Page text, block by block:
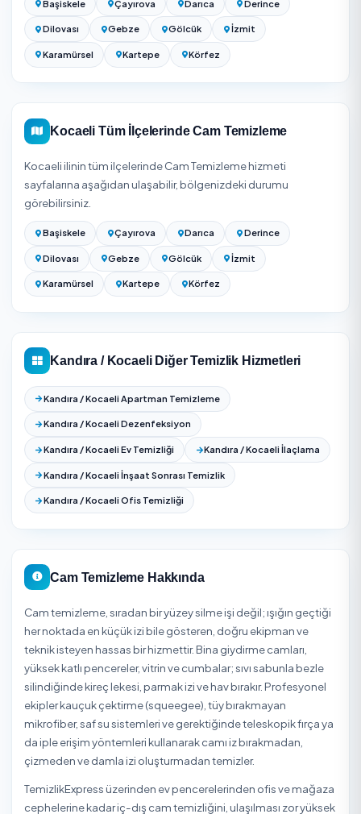
Cam Temizliği Fiyatları 2026: Metrekare ve Daire
Ücretler
Dilovası temizlik firmaları — 3 onaylı firma
Çayırova temizlik firmaları — 3 onaylı firma
Kocaeligenelinde11 ilçede daha Cam Temizleme
veriyoruz. Kandıra dışında aşağıdaki ilçelerde de onaylı
veren bulabilir, fiyat ve puan karşılaştırması yapabilirsiniz:
Başiskele Çayırova Darıca Derince
Dilovası Gebze Gölcük
Kartepe
Kocaeli ilinin tüm ilçelerinde Cam Temizleme hizmeti
sayfalarına aşağıdan ulaşabilir, bölgenizdeki durumu
görebilirsiniz.
Başiskele Çayırova Darıca Derince
Dilovası Gebze Gölcük İzmit